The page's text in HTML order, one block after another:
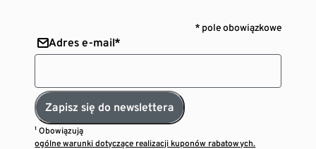
* pole obowiązkowe
Adres e-mail*
Zapisz się do newslettera
¹ Obowiązują
ogólne warunki dotyczące realizacji kuponów rabatowych.